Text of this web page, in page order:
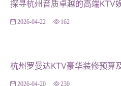
有从业者，合规经营是生存发
将受到法律的严惩。 #### **
康发展** 杭州KTV大检查不
导，可以促使KTV经营者更加
量，从而构建一个更加健康、
探寻杭州音质卓越的高端KTV
2026-04-22 162
杭州罗曼达KTV豪华装修预算
2026-04-20 230